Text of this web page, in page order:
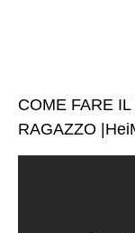
COME FARE
RAGAZZO